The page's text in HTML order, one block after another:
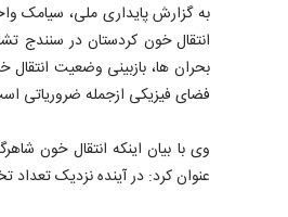
به گزارش پایداری ملی، سیامک
انتقال خون کردستان در سنندج
بحران ها، بازبینی وضعیت
فضای فیزیکی ازجمله ضروریاتی
وی با بیان اینکه انتقال خون
عنوان کرد: در آینده نزدیک